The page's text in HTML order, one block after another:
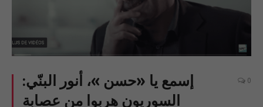
إسمع يا «حسن »، أنور البنّي:
السوريون هربوا من عصابة
0